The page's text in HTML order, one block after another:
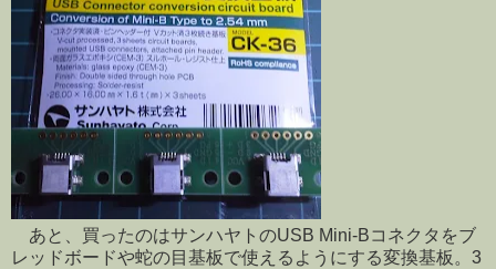
あと、買ったのはサンハヤトのUSB Mini-Bコネクタをブ
レッドボードや蛇の目基板で使えるようにする変換基板。3